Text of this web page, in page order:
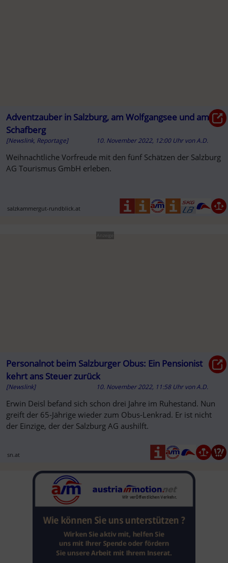
Adventzauber in Salzburg, am Wolfgangsee und am
Schafberg
[Newslink, Reportage] 10. November 2022, 12:00 Uhr vonA.D.
Weihnachtliche Vorfreude mit den fünf Schätzen der Salzburg
AG Tourismus GmbH erleben.
salzkammergut-rundblick.at
Anzeige
Personalnot beim Salzburger Obus: Ein Pensionist
kehrt ans Steuer zurück
[Newslink] 10. November 2022, 11:58 Uhr vonA.D.
Erwin Deisl befand sich schon drei Jahre im Ruhestand. Nun
greift der 65-Jährige wieder zum Obus-Lenkrad. Er ist nicht
der Einzige, der der Salzburg AG aushilft.
sn.at